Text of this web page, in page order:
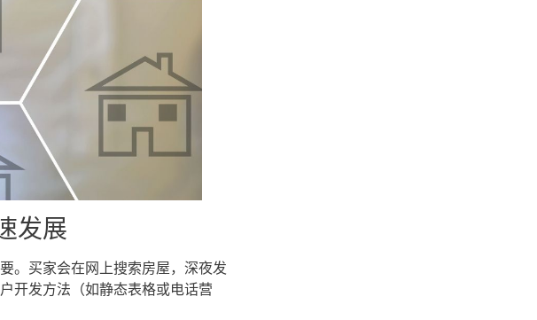
发展
。买家会在网上搜索房屋，深夜发
开发方法（如静态表格或电话营